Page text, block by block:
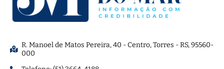
R. Manoel de Matos Pereira, 40 - Centro, Torres - RS, 95560-
000